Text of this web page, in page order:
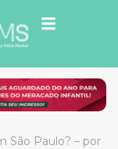
São Paulo? – por